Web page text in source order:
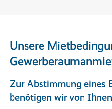
Unsere
Zur Abstimmung eines
benötigen wir von